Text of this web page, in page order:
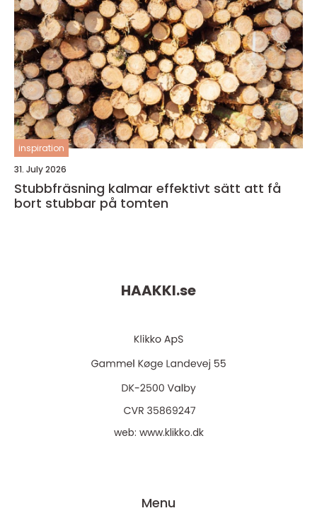
inspiration
31. July 2026
Stubbfräsning kalmar effektivt sätt att få
bort stubbar på tomten
HAAKKI.se
web: www.klikko.dk
Menu